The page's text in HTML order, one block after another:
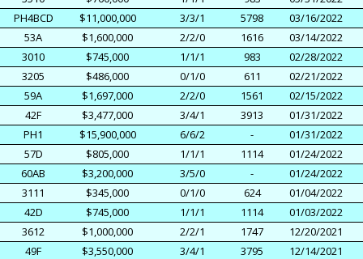
PH4BCD
$11,000,000 3/3/1 5798
03/16/2022
53A
$1,600,000 2/2/0 1616
03/14/2022
3010
$745,000 1/1/1 983
02/28/2022
3205
$486,000 0/1/0 611
02/21/2022
59A
$1,697,000 2/2/0 1561
02/15/2022
42F
$3,477,000 3/4/1 3913
01/31/2022
PH1
$15,900,000 6/6/2 -
01/31/2022
57D
$805,000 1/1/1 1114
01/24/2022
60AB
$3,200,000 3/5/0 -
01/24/2022
3111
$345,000 0/1/0 624
01/04/2022
42D
$745,000 1/1/1 1114
01/03/2022
3612
$1,000,000 2/2/1 1747
12/20/2021
49F
$3,550,000 3/4/1 3795
12/14/2021